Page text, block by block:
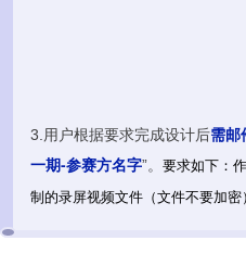
3.用户根据要求完成设计后需邮
一期-参赛方名字”。 要求如下：
制的录屏视频文件（文件不要加密